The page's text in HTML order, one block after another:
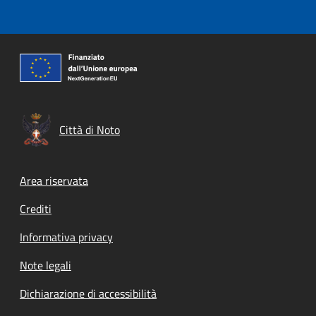
Città di Noto
Footer menu
Area riservata
Crediti
Informativa privacy
Note legali
Dichiarazione di accessibilità